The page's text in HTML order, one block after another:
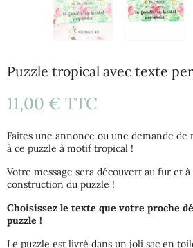
Puzzle tropical avec texte
11,00 € TTC
Faites une annonce ou une demande
à ce puzzle à motif tropical !
Votre message sera découvert au fur et
construction du puzzle !
Choisissez le texte que votre proche
puzzle !
Le puzzle est livré dans un joli sac en